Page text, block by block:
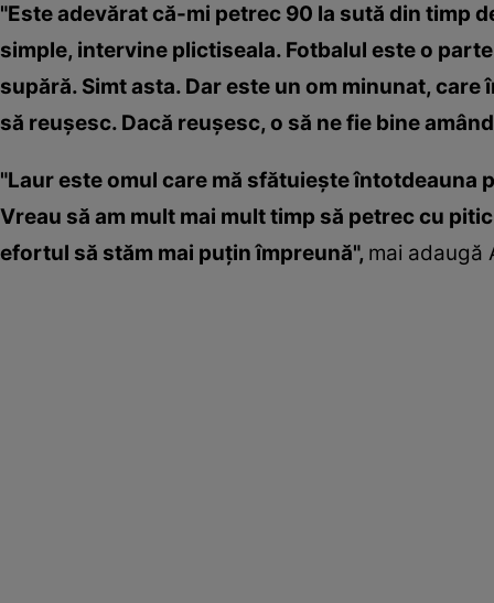
"Este adevărat că-mi petrec 90 la sută din timp
simple, intervine plictiseala. Fotbalul este o
supără. Simt asta. Dar este un om minunat,
să reuşesc. Dacă reuşesc, o să ne fie bine
"Laur este omul care mă sfătuieşte întotdeauna
Vreau să am mult mai mult timp să petrec cu
efortul să stăm mai puţin împreună", mai adaugă